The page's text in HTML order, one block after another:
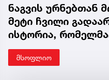
ნაგვის ურნებთან
მეტი ჩვილი
ისტორია,
მსოფლიო